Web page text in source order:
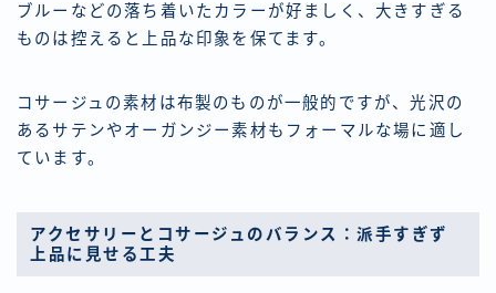
ブルーなどの落ち着いたカラーが好ましく、大きすぎる
ものは控えると上品な印象を保てます。
コサージュの素材は布製のものが一般的ですが、光沢の
あるサテンやオーガンジー素材もフォーマルな場に適し
ています。
アクセサリーとコサージュのバランス：派手すぎず
上品に見せる工夫